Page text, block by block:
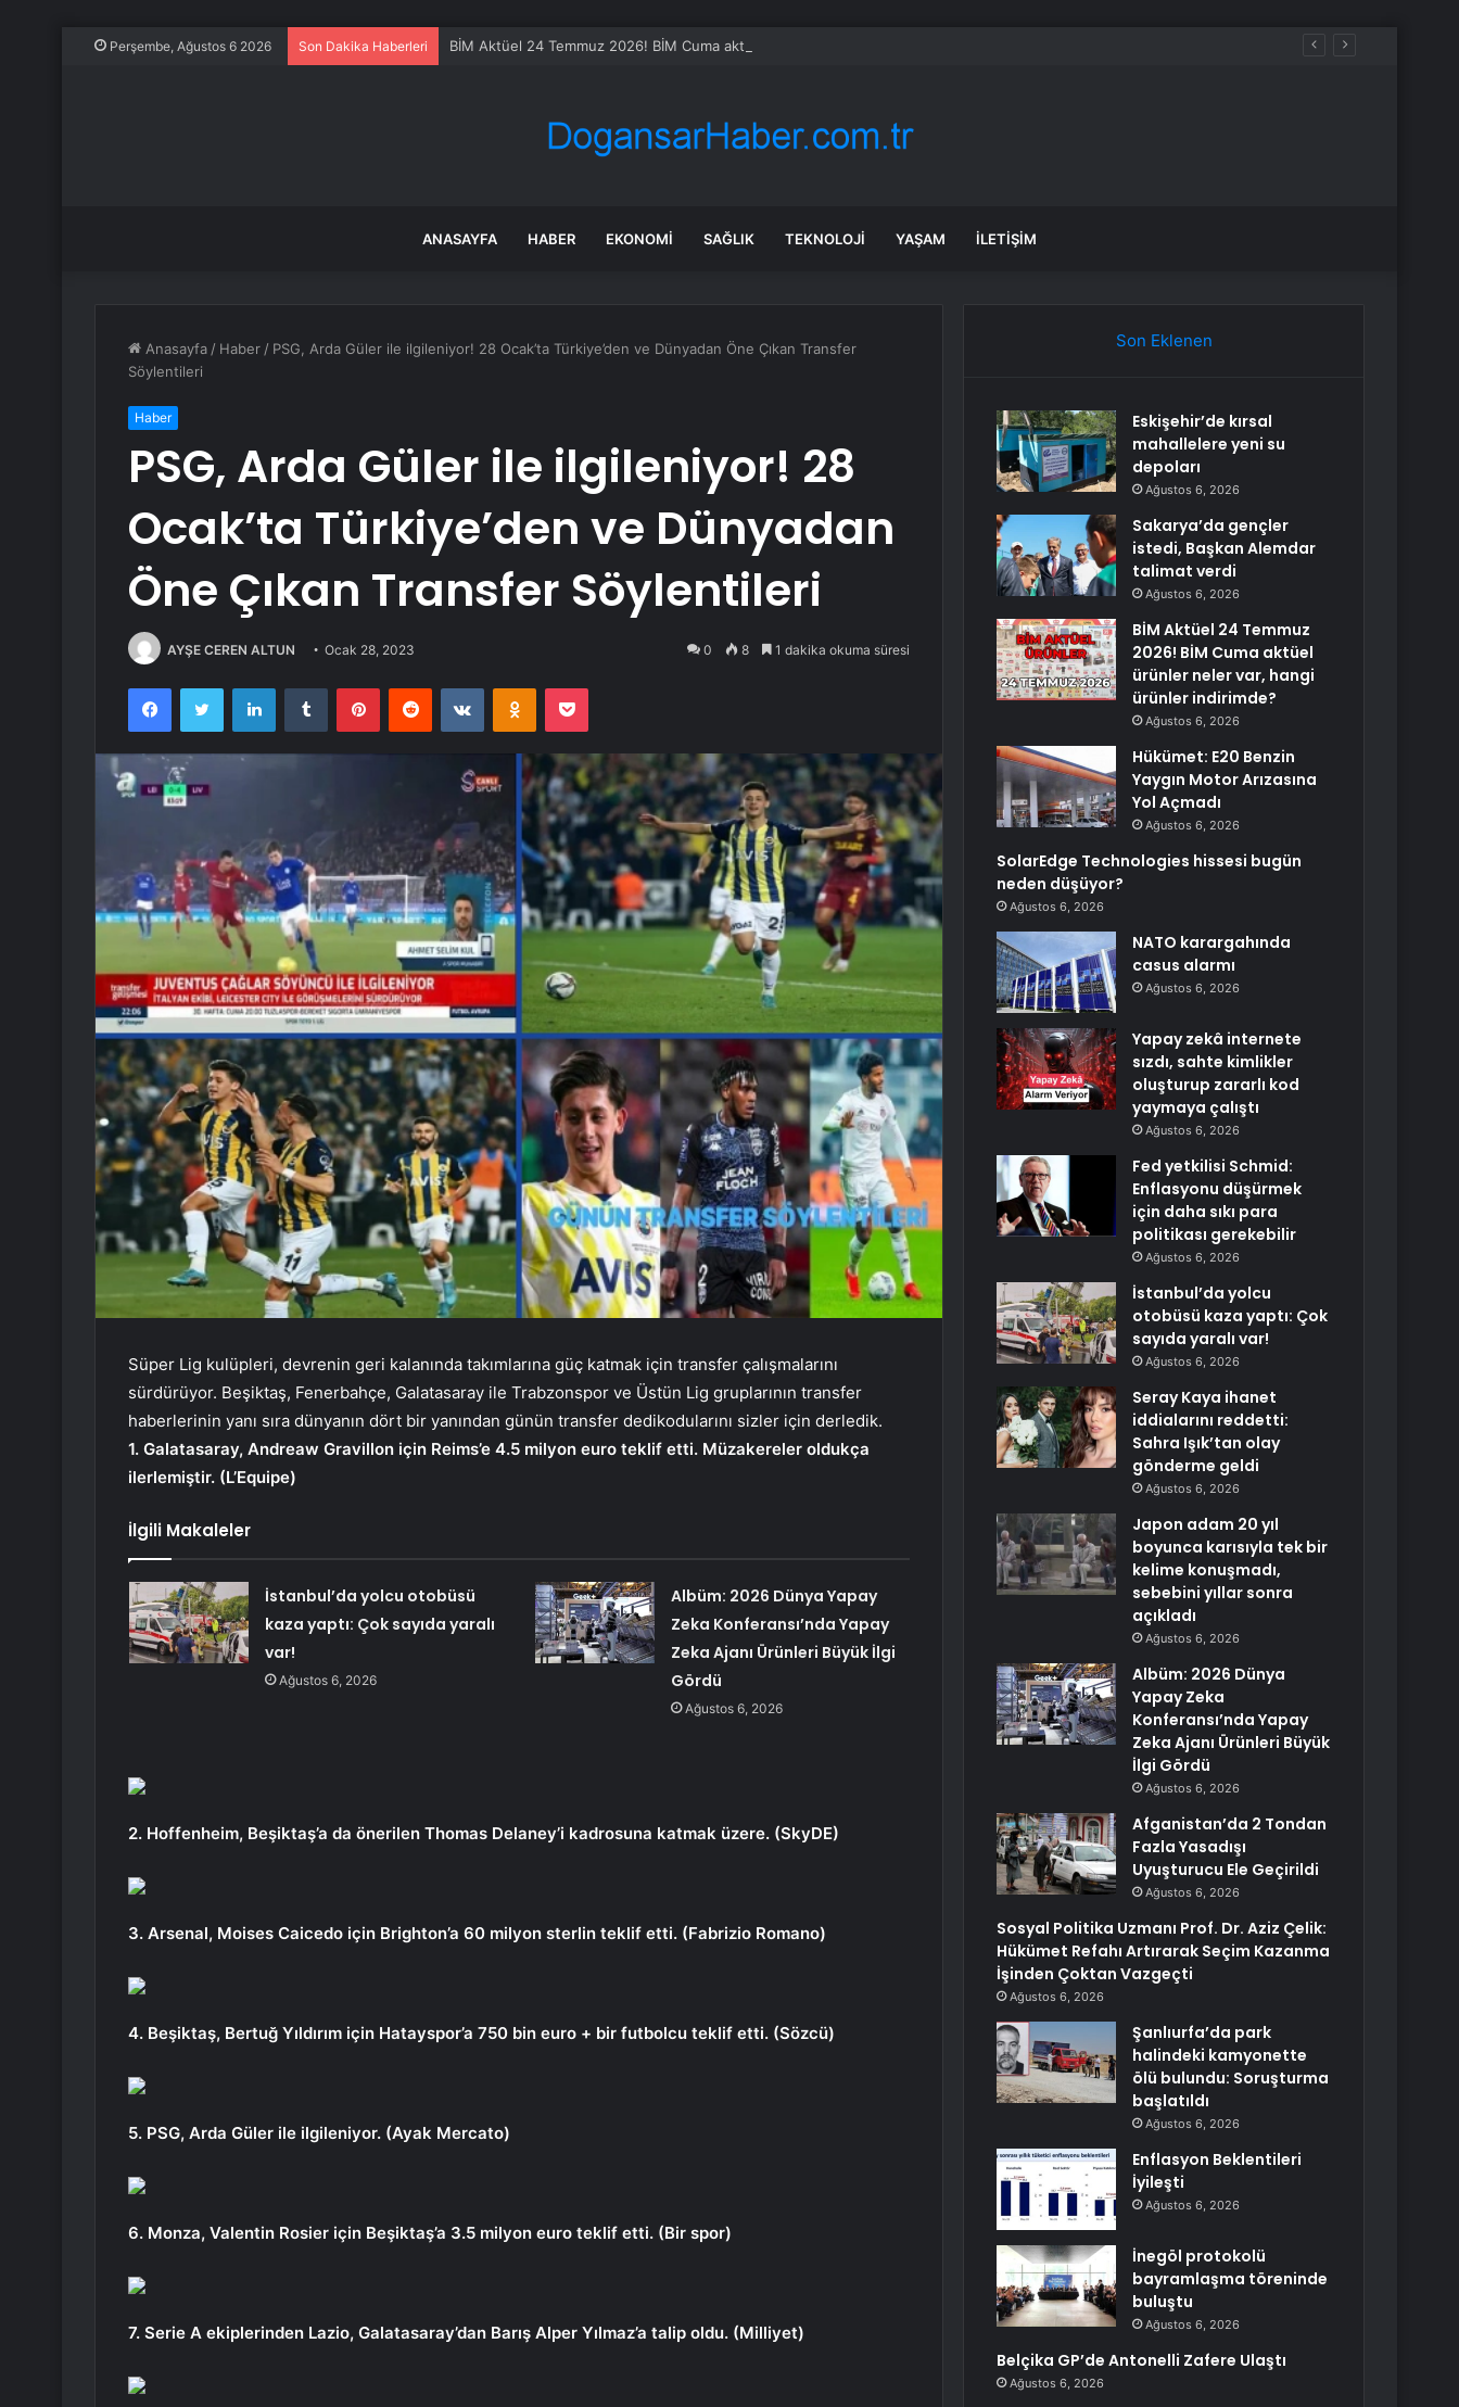
Perşembe, Ağustos 6 2026 Son Dakika Haberleri BİM Aktüel 24 Temmuz 2026! BİM Cuma aktüel ürünler neler var, hangi ürünler indirimde?
ANASAYFA HABER EKONOMI SAĞLIK TEKNOLOJI YAŞAM İLETIŞIM
Anasayfa / Haber / PSG, Arda Güler ile ilgileniyor! 28 Ocak’ta Türkiye’den ve Dünyadan Öne Çıkan Transfer
Söylentileri
Haber
PSG, Arda Güler ile ilgileniyor! 28
Ocak’ta Türkiye’den ve Dünyadan
Öne Çıkan Transfer Söylentileri
AYŞE CEREN ALTUN Ocak 28, 2023 0 8 1 dakika okuma süresi
FacebookTwitter LinkedInTumblr PinterestReddit VKontakteOdnoklassniki
Pocket
Süper Lig kulüpleri, devrenin geri kalanında takımlarına güç katmak için transfer çalışmalarını
sürdürüyor. Beşiktaş, Fenerbahçe, Galatasaray ile Trabzonspor ve Üstün Lig gruplarının transfer
haberlerinin yanı sıra dünyanın dört bir yanından günün transfer dedikodularını sizler için derledik.
1. Galatasaray, Andreaw Gravillon için Reims’e 4.5 milyon euro teklif etti. Müzakereler oldukça
ilerlemiştir. (L’Equipe)
İlgili Makaleler
İstanbul’da yolcu otobüsü
kaza yaptı: Çok sayıda yaralı
var!
Ağustos 6, 2026
Albüm: 2026 Dünya Yapay
Zeka Konferansı’nda Yapay
Zeka Ajanı Ürünleri Büyük İlgi
Gördü
Ağustos 6, 2026
2. Hoffenheim, Beşiktaş’a da önerilen Thomas Delaney’i kadrosuna katmak üzere. (SkyDE)
3. Arsenal, Moises Caicedo için Brighton’a 60 milyon sterlin teklif etti. (Fabrizio Romano)
4. Beşiktaş, Bertuğ Yıldırım için Hatayspor’a 750 bin euro + bir futbolcu teklif etti. (Sözcü)
5. PSG, Arda Güler ile ilgileniyor. (Ayak Mercato)
6. Monza, Valentin Rosier için Beşiktaş’a 3.5 milyon euro teklif etti. (Bir spor)
7. Serie A ekiplerinden Lazio, Galatasaray’dan Barış Alper Yılmaz’a talip oldu. (Milliyet)
Son Eklenen
Eskişehir’de kırsal
mahallelere yeni su
depoları
Ağustos 6, 2026
Sakarya’da gençler
istedi, Başkan Alemdar
talimat verdi
Ağustos 6, 2026
BİM Aktüel 24 Temmuz
2026! BİM Cuma aktüel
ürünler neler var, hangi
ürünler indirimde?
Ağustos 6, 2026
Hükümet: E20 Benzin
Yaygın Motor Arızasına
Yol Açmadı
Ağustos 6, 2026
SolarEdge Technologies hissesi bugün
neden düşüyor?
Ağustos 6, 2026
NATO karargahında
casus alarmı
Ağustos 6, 2026
Yapay zekâ internete
sızdı, sahte kimlikler
oluşturup zararlı kod
yaymaya çalıştı
Ağustos 6, 2026
Fed yetkilisi Schmid:
Enflasyonu düşürmek
için daha sıkı para
politikası gerekebilir
Ağustos 6, 2026
İstanbul’da yolcu
otobüsü kaza yaptı: Çok
sayıda yaralı var!
Ağustos 6, 2026
Seray Kaya ihanet
iddialarını reddetti:
Sahra Işık’tan olay
gönderme geldi
Ağustos 6, 2026
Japon adam 20 yıl
boyunca karısıyla tek bir
kelime konuşmadı,
sebebini yıllar sonra
açıkladı
Ağustos 6, 2026
Albüm: 2026 Dünya
Yapay Zeka
Konferansı’nda Yapay
Zeka Ajanı Ürünleri Büyük
İlgi Gördü
Ağustos 6, 2026
Afganistan’da 2 Tondan
Fazla Yasadışı
Uyuşturucu Ele Geçirildi
Ağustos 6, 2026
Sosyal Politika Uzmanı Prof. Dr. Aziz Çelik:
Hükümet Refahı Artırarak Seçim Kazanma
İşinden Çoktan Vazgeçti
Ağustos 6, 2026
Şanlıurfa’da park
halindeki kamyonette
ölü bulundu: Soruşturma
başlatıldı
Ağustos 6, 2026
Enflasyon Beklentileri
İyileşti
Ağustos 6, 2026
İnegöl protokolü
bayramlaşma töreninde
buluştu
Ağustos 6, 2026
Belçika GP’de Antonelli Zafere Ulaştı
Ağustos 6, 2026